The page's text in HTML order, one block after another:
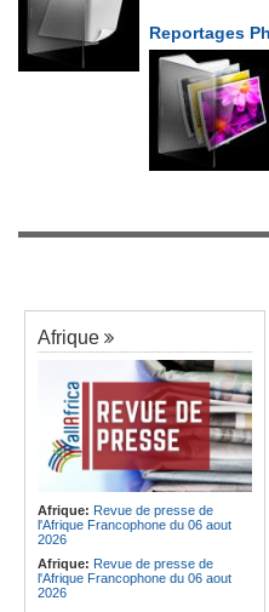
Reportages
Afrique
Afrique: Revue de presse de
l'Afrique Francophone du 06 aout
2026
Afrique: Revue de presse de
l'Afrique Francophone du 06 aout
2026